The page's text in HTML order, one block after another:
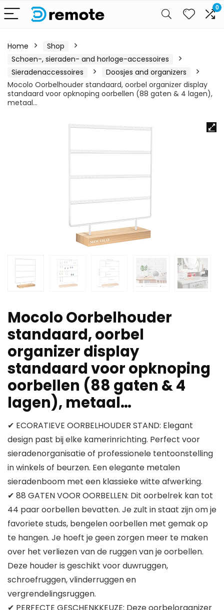
0
Home
Shop
Schoen-, sieraden- and horloge-accessoires
Sieradenaccessoires
Doosjes and organizers
Mocolo Oorbelhouder standaard, oorbel organizer display
standaard voor opknoping oorbellen (88 gaten & 4 lagen),
metaal…
Mocolo Oorbelhouder
standaard, oorbel
organizer display
standaard voor opknoping
oorbellen (88 gaten & 4
lagen), metaal…
✔ ECORATIEVE OORBELHOUDER STAND: Elegant
design past bij elke kamerinrichting. Perfect voor
sieradenorganisatie of professionele tentoonstelling
in winkels of beurzen. Een elegante metalen
sieradenboom met een klassieke witte afwerking.
✔ 88 GATEN VOOR OORBELLEN: Dit oorbelrek kan tot
44 paar oorbellen bevatten. Je zult in staat zijn om je
favoriete studs, bengelen oorbellen met gemak op
te hangen. Je hoeft je geen zorgen meer te maken
over het verliezen van de ruggen van je oorbellen.
Deze houder is geschikt voor duwruggen,
schroefruggen, vlinderruggen en
vergrendelingsruggen.